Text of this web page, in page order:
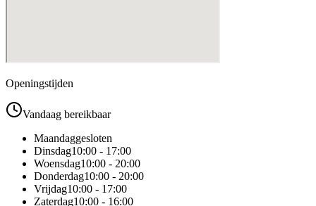
Openingstijden
Vandaag bereikbaar
Maandaggesloten
Dinsdag10:00 - 17:00
Woensdag10:00 - 20:00
Donderdag10:00 - 20:00
Vrijdag10:00 - 17:00
Zaterdag10:00 - 16:00